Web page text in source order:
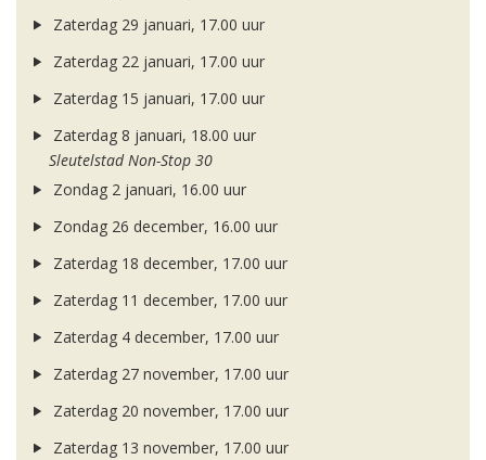
Zaterdag 29 januari, 17.00 uur
Zaterdag 22 januari, 17.00 uur
Zaterdag 15 januari, 17.00 uur
Zaterdag 8 januari, 18.00 uur
Sleutelstad Non-Stop 30
Zondag 2 januari, 16.00 uur
Zondag 26 december, 16.00 uur
Zaterdag 18 december, 17.00 uur
Zaterdag 11 december, 17.00 uur
Zaterdag 4 december, 17.00 uur
Zaterdag 27 november, 17.00 uur
Zaterdag 20 november, 17.00 uur
Zaterdag 13 november, 17.00 uur